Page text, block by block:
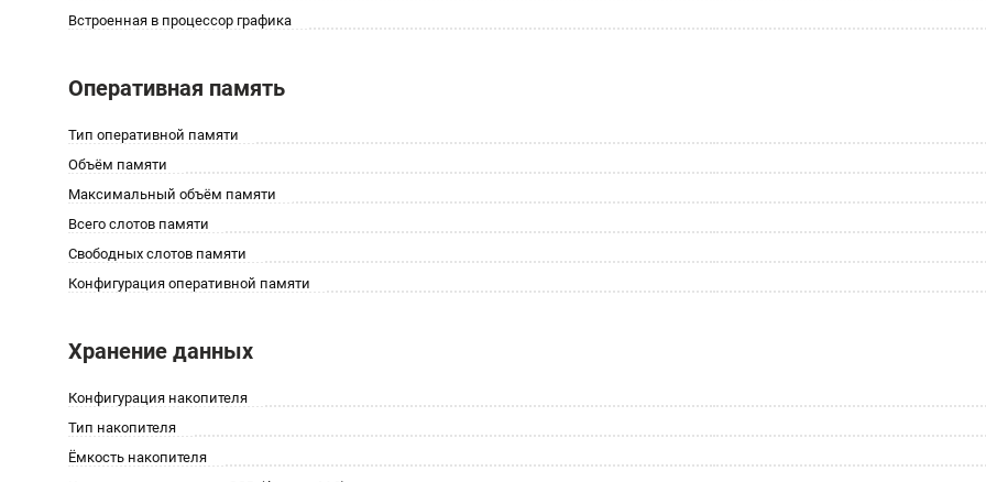
Встроенная в процессор графика
Оперативная память
Тип оперативной памяти
Объём памяти
Максимальный объём памяти
Всего слотов памяти
Свободных слотов памяти
Конфигурация оперативной памяти
Хранение данных
Конфигурация накопителя
Тип накопителя
Ёмкость накопителя